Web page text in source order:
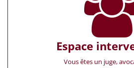
Espace
Vous êtes un juge,